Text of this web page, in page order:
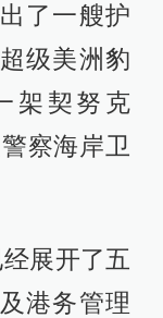
了一艘护
级美洲豹
架契努克
察海岸卫
展开了五
港务管理